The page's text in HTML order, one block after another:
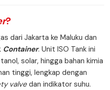
?
dari Jakarta ke Maluku dan
Container. Unit ISO Tank ini
solar, hingga bahan kimia
tinggi, lengkap dengan
valve dan indikator suhu.